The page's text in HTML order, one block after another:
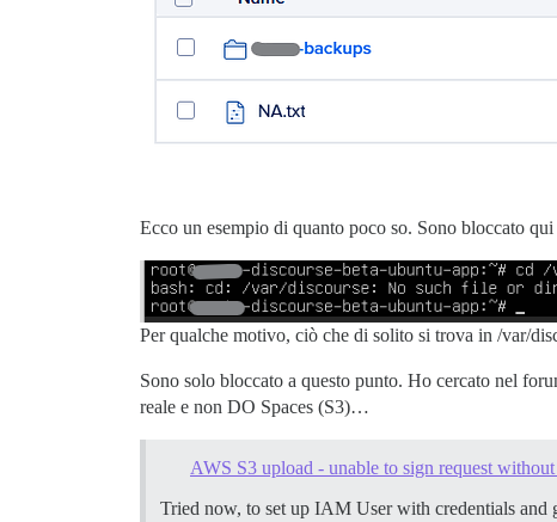
Ecco un esempio di quanto poco so. Sono bloccato
Per qualche motivo, ciò che di solito si trova in /var/
Sono solo bloccato a questo punto. Ho cercato nel
reale e non DO Spaces (S3)…
AWS S3 upload - unable to sign request without
Tried now, to set up IAM User with credentials and